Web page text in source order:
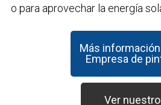
o para aprovechar la energía
Más
Empresa de
Ver